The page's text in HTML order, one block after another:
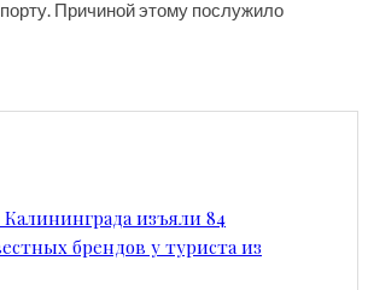
Причиной этому послужило
изъяли 84
брендов у туриста из